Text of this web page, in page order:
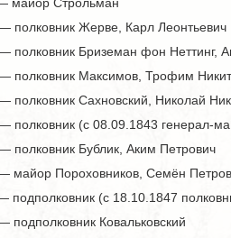
полковник Жерве, Карл Леонтьевич
Бриземан фон Неттинг,
полковник Максимов, Трофим
Сахновский, Николай
(с 08.09.1843 генерал-
Бублик, Аким Петрович
майор Пороховников, Семён
(с 18.10.1847
Ковальковский